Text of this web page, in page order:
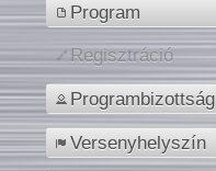
Program
Regisztráció
Programbizottság
Versenyhelyszín